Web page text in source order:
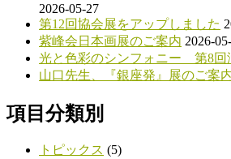
2026-05-27
第12回協会展をアップしました
紫峰会日本画展のご案内 2026-
光と色彩のシンフォニー 第8回
山口先生、『銀座発』展のご案
項目分類別
トピックス (5)